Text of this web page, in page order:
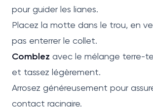
pour guider les lianes.
Placez la motte dans le trou, en
pas enterrer le collet.
Comblez avec le mélange terre-
et tassez légèrement.
Arrosez généreusement pour
contact racinaire.